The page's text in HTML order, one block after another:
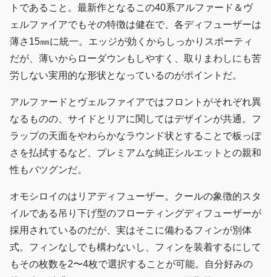
トであること。最新作となるこの40系アルファード＆ヴ
ェルファイアでもその特徴は健在で、各ディフューザーは
薄さ15㎜に統一。エッジが効くからしっかりスポーティ
だが、薄いからローダウンもしやすく、取りまわしにも苦
労しない実用的な形状となっているのがポイントだ。
アルファードとヴェルファイアではフロントがそれぞれ異
なるものの、サイドとリアに関してはデザインが共通。フ
ラップの天面をやわらかなラウンド状とすることで板っぽ
さを払拭するなど、プレミアムな純正シルエットとの親和
性もバツグンだ。
オモシロイのはリアディフューザー。クールの象徴的スタ
イルである吊り下げ型のフローティングディフューザーが
採用されているのだが、実はそこに備わるフィンが別体
式。フィンなしでも構わないし、フィンを装着するにして
もその枚数を2〜4枚で選択することが可能。自分好みの